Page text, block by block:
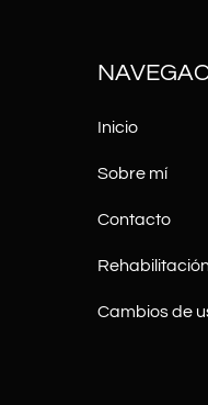
Inicio
Sobre mí
Contacto
Cambios de